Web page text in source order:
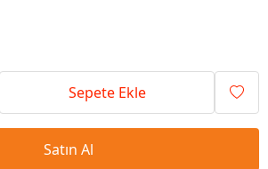
Sepete Ekle
Satın Al